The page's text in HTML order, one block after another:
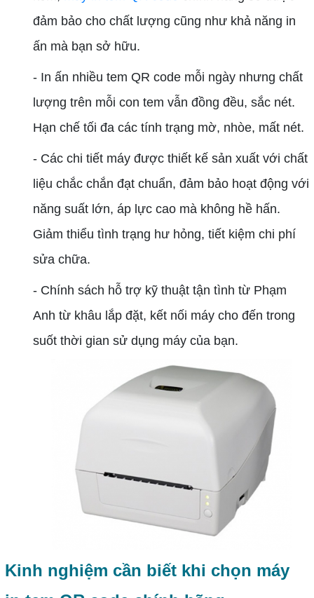
đảm bảo cho chất lượng cũng như khả năng in
ấn mà bạn sở hữu.
- In ấn nhiều tem QR code mỗi ngày nhưng chất
lượng trên mỗi con tem vẫn đồng đều, sắc nét.
Hạn chế tối đa các tính trạng mờ, nhòe, mất nét.
- Các chi tiết máy được thiết kế sản xuất với chất
liệu chắc chắn đạt chuẩn, đảm bảo hoạt động với
năng suất lớn, áp lực cao mà không hề hấn.
Giảm thiểu tình trạng hư hỏng, tiết kiệm chi phí
sửa chữa.
- Chính sách hỗ trợ kỹ thuật tận tình từ Phạm
Anh từ khâu lắp đặt, kết nối máy cho đến trong
suốt thời gian sử dụng máy của bạn.
Kinh nghiệm cần biết khi chọn máy